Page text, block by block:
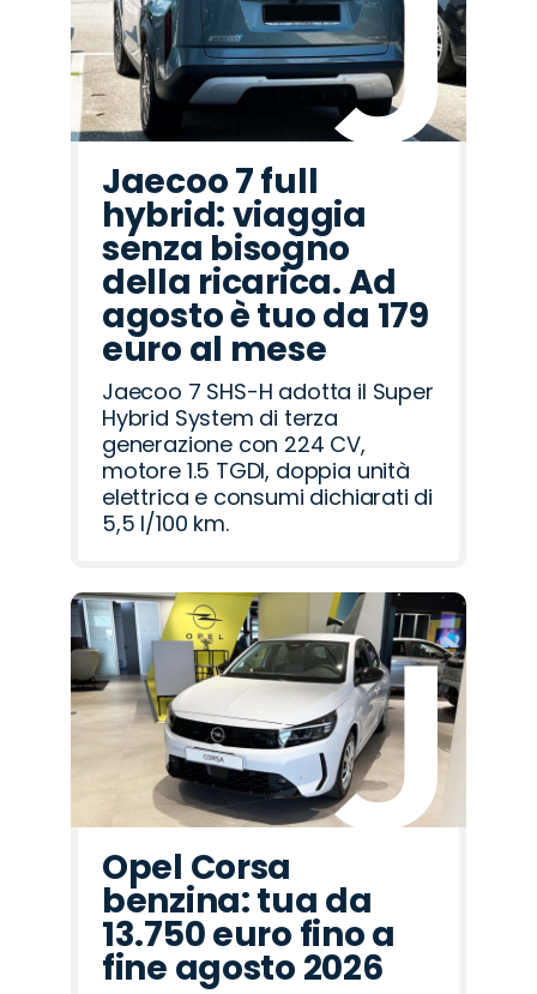
Jaecoo 7 full
hybrid: viaggia
senza bisogno
della ricarica. Ad
agosto è tuo da 179
euro al mese
Jaecoo 7 SHS-H adotta il Super
Hybrid System di terza
generazione con 224 CV,
motore 1.5 TGDI, doppia unità
elettrica e consumi dichiarati di
5,5 l/100 km.
Opel Corsa
benzina: tua da
13.750 euro fino a
fine agosto 2026